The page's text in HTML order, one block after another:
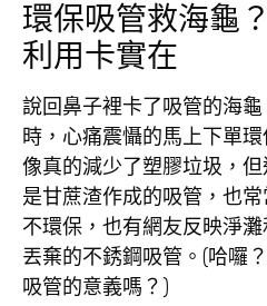
環保吸管救海龜
利用卡實在
說回鼻子裡卡了吸管的海
時，心痛震懾的馬上下單
像真的減少了塑膠垃圾，
是甘蔗渣作成的吸管，也
不環保，也有網友反映淨
丟棄的不銹鋼吸管。(哈囉
吸管的意義嗎？)